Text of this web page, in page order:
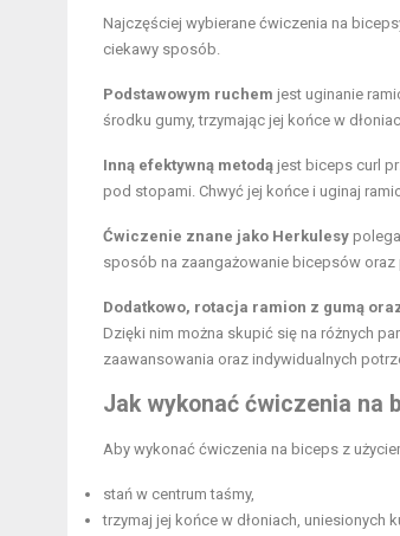
Najczęściej wybierane ćwiczenia na
ciekawy sposób.
Podstawowym ruchem jest uginanie
środku gumy, trzymając jej końce w
Inną efektywną metodą jest biceps curl
pod stopami. Chwyć jej końce i uginaj
Ćwiczenie znane jako Herkulesy
sposób na zaangażowanie bicepsów oraz
Dodatkowo, rotacja ramion z gumą
Dzięki nim można skupić się na różnych
zaawansowania oraz indywidualnych
Jak wykonać ćwiczenia na
Aby wykonać ćwiczenia na biceps z
stań w centrum taśmy,
trzymaj jej końce w dłoniach, uniesionych